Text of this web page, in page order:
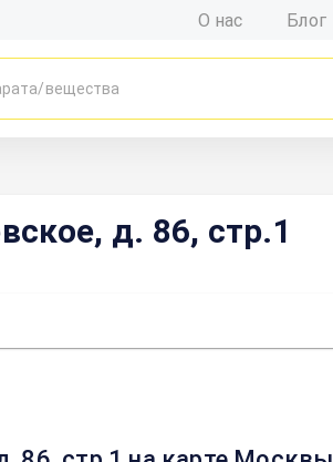
О нас Блог
д. 86, стр.1